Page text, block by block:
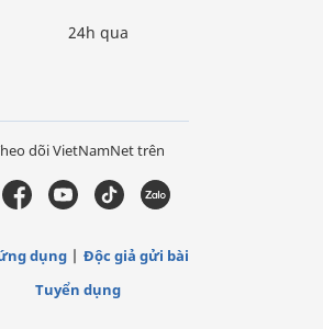
24h qua
dõi VietNamNet trên
dụng
Độc giả gửi bài
Tuyển dụng